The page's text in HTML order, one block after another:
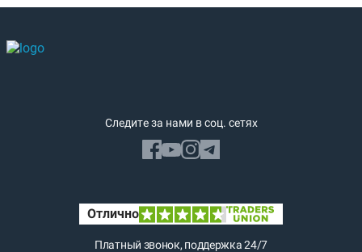
Следите за нами в соц. сетях
Платный звонок, поддержка 24/7